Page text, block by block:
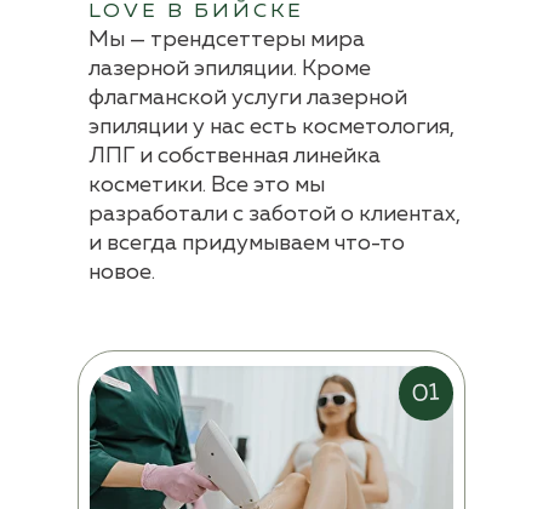
LOVE В БИЙСКЕ
Мы — трендсеттеры мира
лазерной эпиляции. Кроме
флагманской услуги лазерной
эпиляции у нас есть косметология,
ЛПГ и собственная линейка
косметики. Все это мы
разработали с заботой о клиентах,
и всегда придумываем что-то
новое.
01